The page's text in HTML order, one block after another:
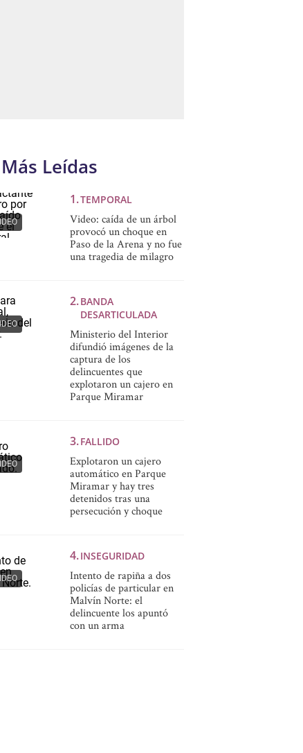
Leídas
TEMPORAL
Video: caída de un árbol
provocó un choque en
Paso de la Arena y no fue
una tragedia de milagro
BANDA
DESARTICULADA
Ministerio del Interior
difundió imágenes de la
captura de los
delincuentes que
explotaron un cajero en
Parque Miramar
FALLIDO
Explotaron un cajero
automático en Parque
Miramar y hay tres
detenidos tras una
persecución y choque
INSEGURIDAD
Intento de rapiña a dos
policías de particular en
Malvín Norte: el
delincuente los apuntó
con un arma